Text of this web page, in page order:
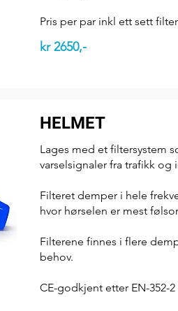
Pris per par inkl ett sett
kr 2650,-
HELMET
Lages med et filtersystem
varselsignaler fra trafikk
Filteret demper i hele
hvor hørselen er mest
Filterene finnes i flere
behov.
CE-godkjent etter EN-352-2